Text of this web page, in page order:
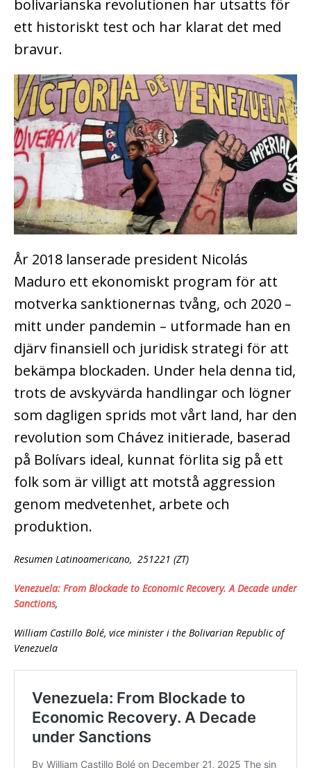
bolivarianska revolutionen har utsatts för
ett historiskt test och har klarat det med
bravur.
År 2018 lanserade president Nicolás
Maduro ett ekonomiskt program för att
motverka sanktionernas tvång, och 2020 –
mitt under pandemin – utformade han en
djärv finansiell och juridisk strategi för att
bekämpa blockaden. Under hela denna tid,
trots de avskyvärda handlingar och lögner
som dagligen sprids mot vårt land, har den
revolution som Chávez initierade, baserad
på Bolívars ideal, kunnat förlita sig på ett
folk som är villigt att motstå aggression
genom medvetenhet, arbete och
produktion.
Resumen Latinoamericano, 251221 (ZT)
Venezuela: From Blockade to Economic Recovery. A Decade under
Sanctions,
William Castillo Bolé, vice minister i the Bolivarian Republic of
Venezuela